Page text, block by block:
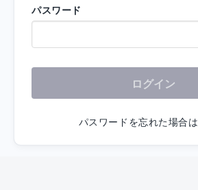
パスワード
ログイン
パスワードを忘れた場合は